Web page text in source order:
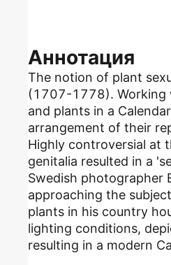
Аннотация
The notion of plant
(1707-1778). Working
and plants in a
arrangement of their
Highly controversial at
genitalia resulted in a
Swedish photographer
approaching the
plants in his country
lighting conditions,
resulting in a modern